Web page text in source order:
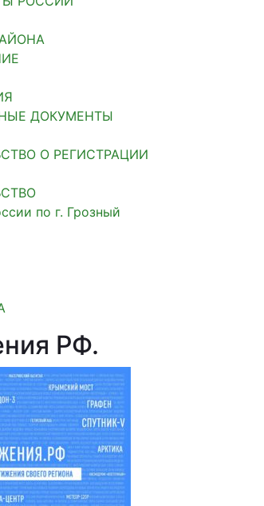
ДОКУМЕНТЫ
О РЕГИСТРАЦИИ
по г. Грозный
РФ.